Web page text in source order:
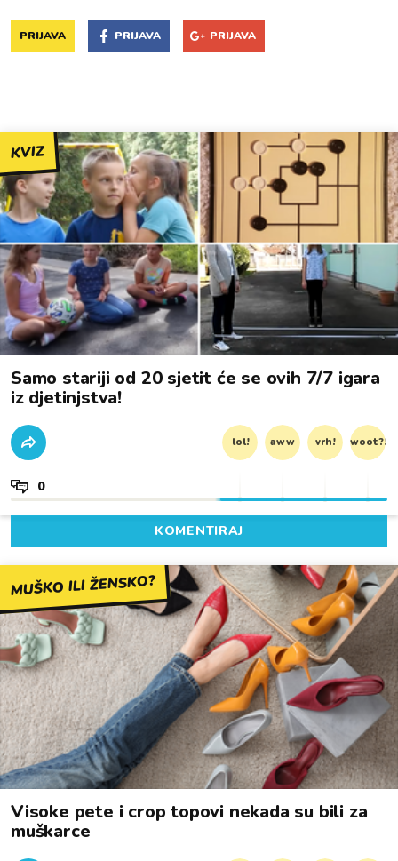
PRIJAVA PRIJAVA PRIJAVA
KVIZ
Samo stariji od 20 sjetit će se ovih 7/7 igara
iz djetinjstva!
lol! aww vrh! woot?!
0
KOMENTIRAJ
MUŠKO ILI ŽENSKO?
Visoke pete i crop topovi nekada su bili za
muškarce